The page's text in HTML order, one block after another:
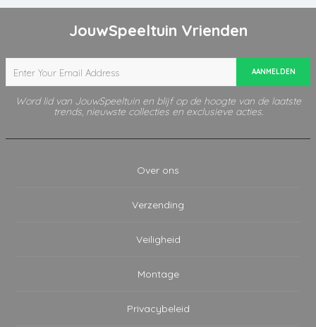
JouwSpeeltuin Vrienden
AANMELDEN
Word lid van JouwSpeeltuin en blijf op de hoogte van de laatste
trends, nieuwste collecties en exclusieve acties.
Over ons
Verzending
Veiligheid
Montage
Privacybeleid